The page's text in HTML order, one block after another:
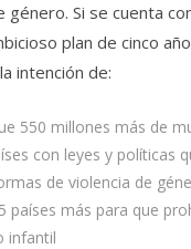
género. Si se cuenta
plan de cinco
intención de:
550 millones más de
con leyes y políticas
de violencia de
países más para que
infantil